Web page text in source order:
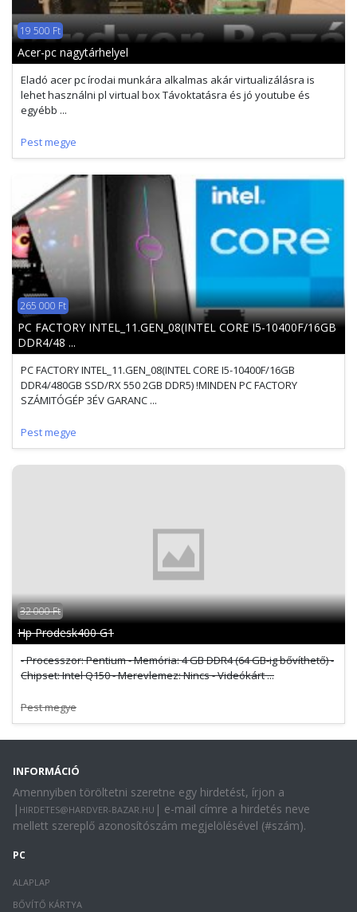
19 500 Ft
Acer-pc nagytárhelyel
Eladó acer pc írodai munkára alkalmas akár virtualizálásra is
lehet használni pl virtual box Távoktatásra és jó youtube és
egyébb ...
Pest megye
265 000 Ft
PC FACTORY INTEL_11.GEN_08(INTEL CORE I5-10400F/16GB
DDR4/48 ...
PC FACTORY INTEL_11.GEN_08(INTEL CORE I5-10400F/16GB
DDR4/480GB SSD/RX 550 2GB DDR5) !MINDEN PC FACTORY
SZÁMITÓGÉP 3ÉV GARANC ...
Pest megye
32 000 Ft
Hp Prodesk400 G1
- Processzor: Pentium - Memória: 4 GB DDR4 (64 GB-ig bővíthető) -
Chipset: Intel Q150 - Merevlemez: Nincs - Videókárt ...
Pest megye
INFORMÁCIÓ
Amennyiben töröltetni szeretne egy hirdetést, írjon a
| HIRDETES@HARDVER-BAZAR.HU | e-mail címre a hirdetés neve
mellett szereplő azonosítószám megjelölésével (#szám).
PC
ALAPLAP
BŐVÍTŐ KÁRTYA